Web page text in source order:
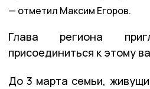
отметил Максим Егоров.
Глава региона
присоединиться к этому
До 3 марта семьи,